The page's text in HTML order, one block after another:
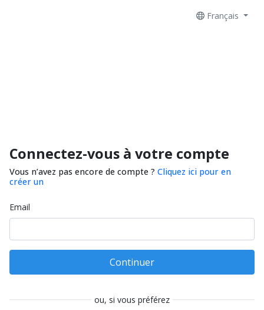
Français
Connectez-vous à votre compte
Vous n’avez pas encore de compte ? Cliquez ici pour en
créer un
Email
Continuer
ou, si vous préférez